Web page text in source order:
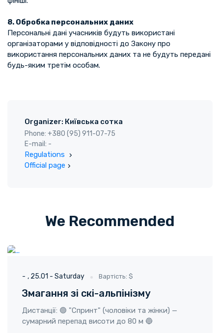
8. Обробка персональних даних
Персональні дані учасників будуть використані
організаторами у відповідності до Закону про
використання персональних даних та не будуть передані
будь-яким третім особам.
Organizer: Київська сотка
Phone: +380 (95) 911-07-75
E-mail: -
Regulations
Official page
We Recommended
- 25.01 - Saturday Вартість: $
Змагання зі скі-альпінізму
Дистанції: 🟢 "Спринт" (чоловіки та жінки) —
сумарний перепад висоти до 80 м 🔵